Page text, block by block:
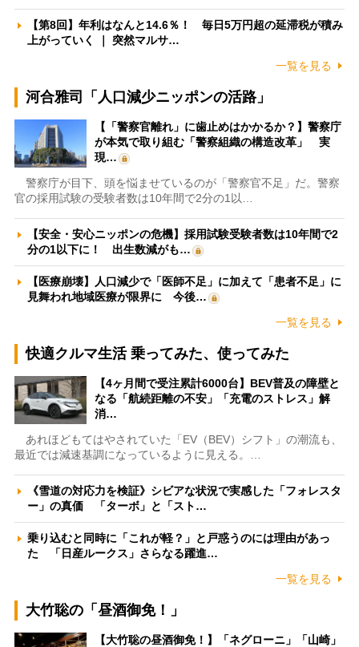
【第8回】年利はなんと14.6％！ 毎日5万円超の延滞税が積み
上がっていく ｜ 突然マルサ…
一覧を見る
河合雅司「人口減少ニッポンの活路」
【「警察官離れ」に歯止めはかかるか？】警察庁
が本気で取り組む「警察組織の構造改革」 実
現…
警察庁が目下、頭を悩ませているのが「警察官不足」だ。警察
官の採用試験の受験者数は10年間で2分の1以…
【安全・安心ニッポンの危機】採用試験受験者数は10年間で2
分の1以下に！ 出生数減がも…
【医療崩壊】人口減少で「医師不足」に加えて「患者不足」に
見舞われ地域医療が限界に 今後…
一覧を見る
快適クルマ生活 乗ってみた、使ってみた
【4ヶ月間で受注累計6000台】BEV普及の障壁と
なる「航続距離の不安」「充電のストレス」解
消…
あれほどもてはやされていた「EV（BEV）シフト」の潮流も、
最近では減速基調になっているように見える。…
《雪道の対応力を検証》シビアな状況で実感した「フォレスタ
ー」の真価 「ターボ」と「スト…
乗り込むと同時に「これが軽？」と戸惑うのには理由があっ
た 「日産ルークス」さらなる躍進…
一覧を見る
大竹聡の「昼酒御免！」
【大竹聡の昼酒御免！】「ネグローニ」「山崎」